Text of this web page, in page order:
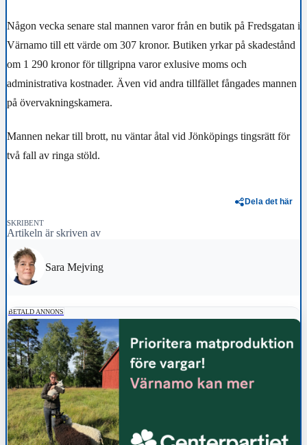
Någon vecka senare stal mannen varor från en butik på Fredsgatan i
Värnamo till ett värde om 307 kronor. Butiken yrkar på skadestånd
om 1 290 kronor för tillgripna varor exlusive moms och
administrativa kostnader. Även vid andra tillfället fångades mannen
på övervakningskamera.
Mannen nekar till brott, nu väntar åtal vid Jönköpings tingsrätt för
två fall av ringa stöld.
Dela det här
SKRIBENT
Artikeln är skriven av
Sara Mejving
BETALD ANNONS